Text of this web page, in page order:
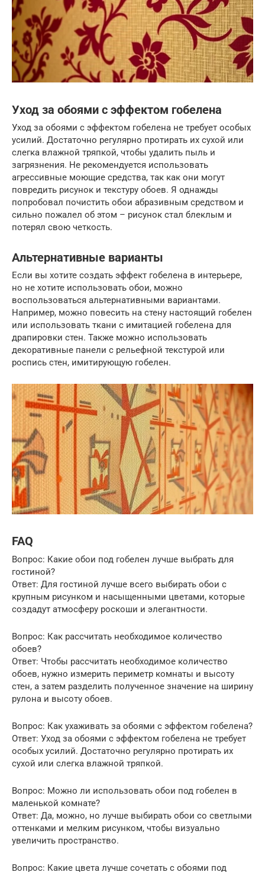
Уход за обоями с эффектом гобелена
Уход за обоями с эффектом гобелена не требует особых
усилий. Достаточно регулярно протирать их сухой или
слегка влажной тряпкой, чтобы удалить пыль и
загрязнения. Не рекомендуется использовать
агрессивные моющие средства, так как они могут
повредить рисунок и текстуру обоев. Я однажды
попробовал почистить обои абразивным средством и
сильно пожалел об этом – рисунок стал блеклым и
потерял свою четкость.
Альтернативные варианты
Если вы хотите создать эффект гобелена в интерьере,
но не хотите использовать обои, можно
воспользоваться альтернативными вариантами.
Например, можно повесить на стену настоящий гобелен
или использовать ткани с имитацией гобелена для
драпировки стен. Также можно использовать
декоративные панели с рельефной текстурой или
роспись стен, имитирующую гобелен.
FAQ
Вопрос: Какие обои под гобелен лучше выбрать для
гостиной?
Ответ: Для гостиной лучше всего выбирать обои с
крупным рисунком и насыщенными цветами, которые
создадут атмосферу роскоши и элегантности.
Вопрос: Как рассчитать необходимое количество
обоев?
Ответ: Чтобы рассчитать необходимое количество
обоев, нужно измерить периметр комнаты и высоту
стен, а затем разделить полученное значение на ширину
рулона и высоту обоев.
Вопрос: Как ухаживать за обоями с эффектом гобелена?
Ответ: Уход за обоями с эффектом гобелена не требует
особых усилий. Достаточно регулярно протирать их
сухой или слегка влажной тряпкой.
Вопрос: Можно ли использовать обои под гобелен в
маленькой комнате?
Ответ: Да, можно, но лучше выбирать обои со светлыми
оттенками и мелким рисунком, чтобы визуально
увеличить пространство.
Вопрос: Какие цвета лучше сочетать с обоями под